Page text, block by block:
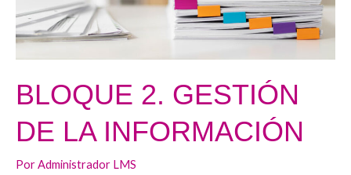
BLOQUE 2. GESTIÓN
DE LA INFORMACIÓN
PorAdministrador LMS